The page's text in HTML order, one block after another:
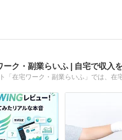
ーク・副業らいふ | 自宅で収入